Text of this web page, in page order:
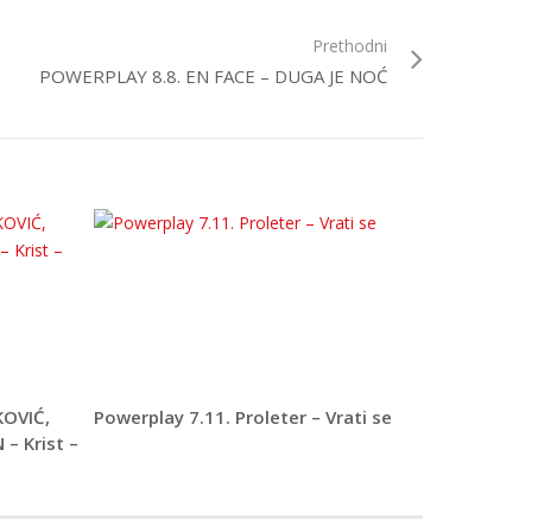
Prethodni
POWERPLAY 8.8. EN FACE – DUGA JE NOĆ
– Krist –
Powerplay 7.11. Proleter – Vrati se